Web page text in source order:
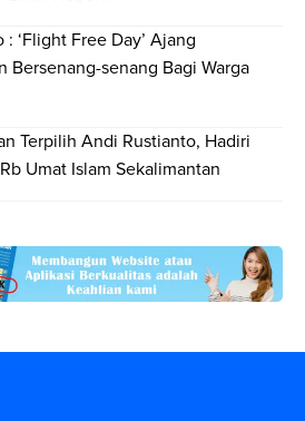
‘Flight Free Day’ Ajang
Bersenang-senang Bagi Warga
Terpilih Andi Rustianto, Hadiri
Umat Islam Sekalimantan